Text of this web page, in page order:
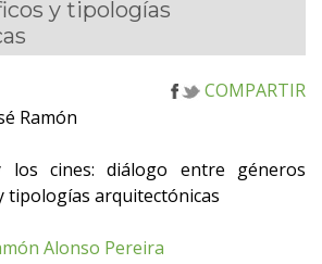
y tipologías
COMPARTIR
Ramón
los cines: diálogo entre géneros
tipologías arquitectónicas
Alonso Pereira